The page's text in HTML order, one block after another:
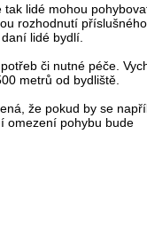
lidé mohou
rozhodnutí příslušného
lidé bydlí.
či nutné péče.
metrů od bydliště.
že pokud by se
omezení pohybu bude